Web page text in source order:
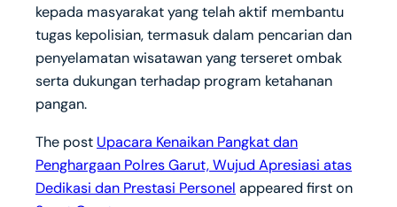
kepada masyarakat yang telah aktif membantu
tugas kepolisian, termasuk dalam pencarian dan
penyelamatan wisatawan yang terseret ombak
serta dukungan terhadap program ketahanan
pangan.
The post Upacara Kenaikan Pangkat dan
Penghargaan Polres Garut, Wujud Apresiasi atas
Dedikasi dan Prestasi Personel appeared first on